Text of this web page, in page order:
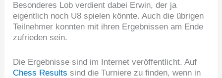
Besonderes Lob verdient dabei Erwin, der ja
eigentlich noch U8 spielen könnte. Auch die übrigen
Teilnehmer konnten mit ihren Ergebnissen am Ende
zufrieden sein.
Die Ergebnisse sind im Internet veröffentlicht. Auf
Chess Results sind die Turniere zu finden, wenn in